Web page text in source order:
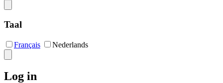
Taal
Français Nederlands
Log in